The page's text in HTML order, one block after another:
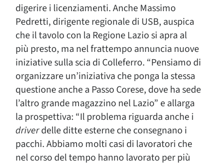
digerire i licenziamenti. Anche Massimo
Pedretti, dirigente regionale di USB, auspica
che il tavolo con la Regione Lazio si apra al
più presto, ma nel frattempo annuncia nuove
iniziative sulla scia di Colleferro. “Pensiamo di
organizzare un’iniziativa che ponga la stessa
questione anche a Passo Corese, dove ha sede
l’altro grande magazzino nel Lazio” e allarga
la prospettiva: “Il problema riguarda anche i
driverdelle ditte esterne che consegnano i
pacchi. Abbiamo molti casi di lavoratori che
nel corso del tempo hanno lavorato per più